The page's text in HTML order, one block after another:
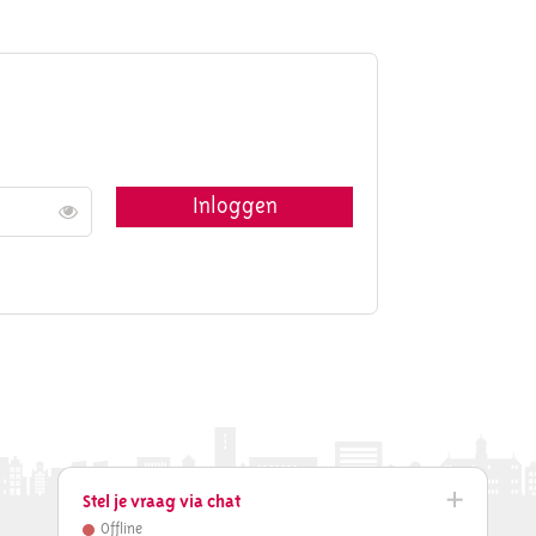
Inloggen
Stel je vraag via chat
Offline